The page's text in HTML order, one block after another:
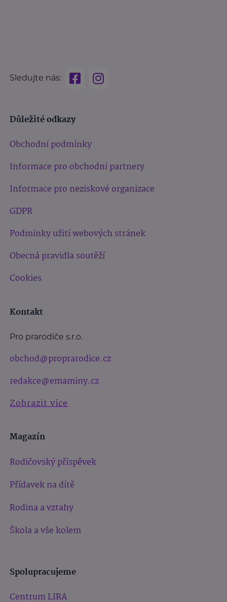
Sledujte nás:
Důležité odkazy
Obchodní podmínky
Informace pro obchodní partnery
Informace pro neziskové organizace
GDPR
Podmínky užití webových stránek
Obecná pravidla soutěží
Cookies
Kontakt
Pro prarodiče s.r.o.
obchod@proprarodice.cz
redakce@emaminy.cz
Zobrazit více
Magazín
Rodičovský příspěvek
Přídavek na dítě
Rodina a vztahy
Škola a vše kolem
Spolupracujeme
Centrum LIRA